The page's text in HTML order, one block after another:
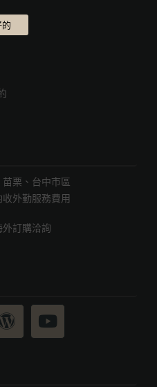
栗、台中市區
外勤服務費用
訂購洽詢